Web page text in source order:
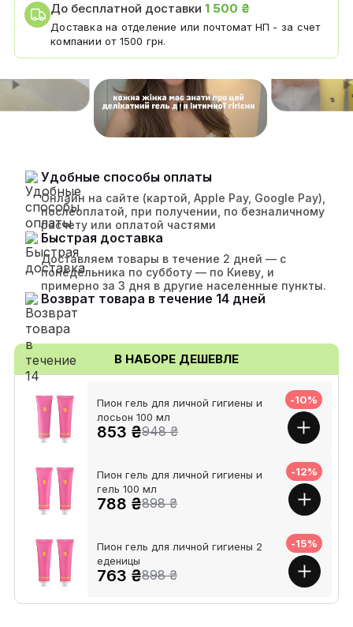
До бесплатной доставки1 500 ₴
Доставка на отделение или почтомат НП - за счет
компании от 1500 грн.
Удобные способы оплаты
Онлайн на сайте (картой, Apple Pay, Google Pay),
послеоплатой, при получении, по безналичному
расчету или оплатой частями
Быстрая доставка
Доставляем товары в течение 2 дней — с
понедельника по субботу — по Киеву, и
примерно за 3 дня в другие населенные пункты.
Возврат товара в течение 14 дней
В НАБОРЕ ДЕШЕВЛЕ
Пион гель для личной гигиены и
лосьон 100 мл
948 ₴
853 ₴
-10%
Пион гель для личной гигиены и
гель 100 мл
898 ₴
788 ₴
-12%
Пион гель для личной гигиены 2
еденицы
898 ₴
763 ₴
-15%